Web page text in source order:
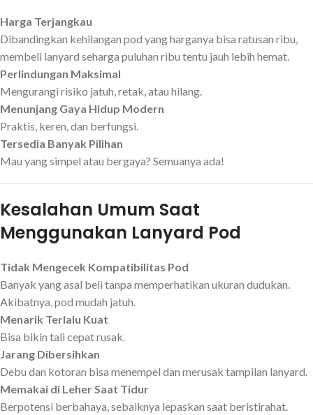
Harga Terjangkau
Dibandingkan kehilangan pod yang harganya bisa ratusan ribu,
membeli lanyard seharga puluhan ribu tentu jauh lebih hemat.
Perlindungan Maksimal
Mengurangi risiko jatuh, retak, atau hilang.
Menunjang Gaya Hidup Modern
Praktis, keren, dan berfungsi.
Tersedia Banyak Pilihan
Mau yang simpel atau bergaya? Semuanya ada!
Kesalahan Umum Saat
Menggunakan Lanyard Pod
Tidak Mengecek Kompatibilitas Pod
Banyak yang asal beli tanpa memperhatikan ukuran dudukan.
Akibatnya, pod mudah jatuh.
Menarik Terlalu Kuat
Bisa bikin tali cepat rusak.
Jarang Dibersihkan
Debu dan kotoran bisa menempel dan merusak tampilan lanyard.
Memakai di Leher Saat Tidur
Berpotensi berbahaya, sebaiknya lepaskan saat beristirahat.